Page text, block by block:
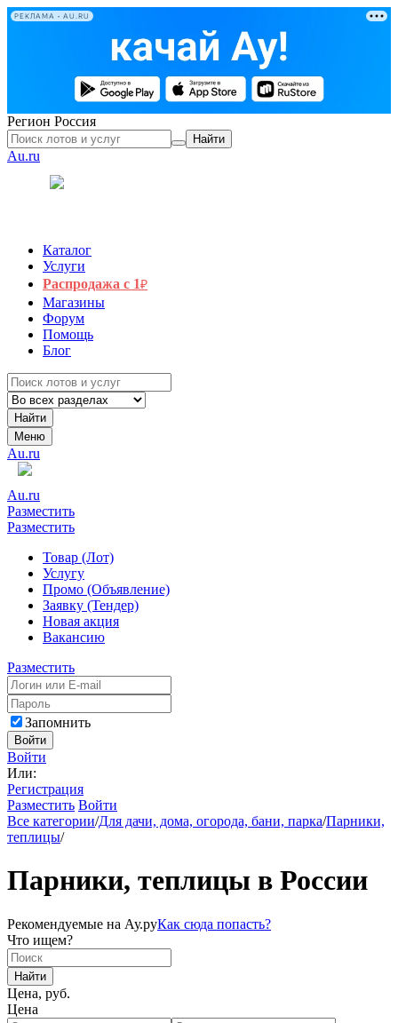
РЕКЛАМА • AU.RU
Регион Россия
Найти
Au.ru
Каталог
Услуги
Распродажа с 1₽
Магазины
Форум
Помощь
Блог
Найти
Меню
Au.ru
Au.ru
Разместить
Разместить
Товар (Лот)
Услугу
Промо (Объявление)
Заявку (Тендер)
Новая акция
Вакансию
Разместить
Запомнить
Войти
Войти
Или:
Регистрация
Разместить Войти
Все категории/Для дачи, дома, огорода, бани, парка/Парники,
теплицы/
Парники, теплицы в России
Рекомендуемые на Ау.руКак сюда попасть?
Что ищем?
Найти
Цена, руб.
Цена